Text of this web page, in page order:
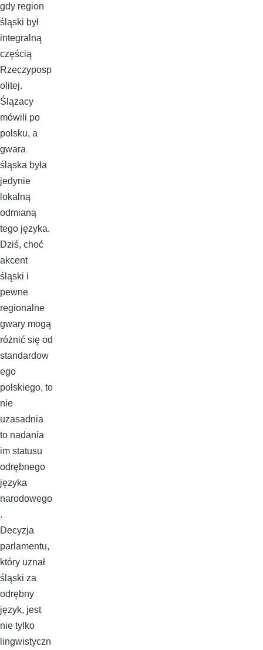
gdy region
śląski był
integralną
częścią
Rzeczyposp
olitej.
Ślązacy
mówili po
polsku, a
gwara
śląska była
jedynie
lokalną
odmianą
tego języka.
Dziś, choć
akcent
śląski i
pewne
regionalne
gwary mogą
różnić się od
standardow
ego
polskiego, to
nie
uzasadnia
to nadania
im statusu
odrębnego
języka
narodowego
.
Decyzja
parlamentu,
który uznał
śląski za
odrębny
język, jest
nie tylko
lingwistyczn